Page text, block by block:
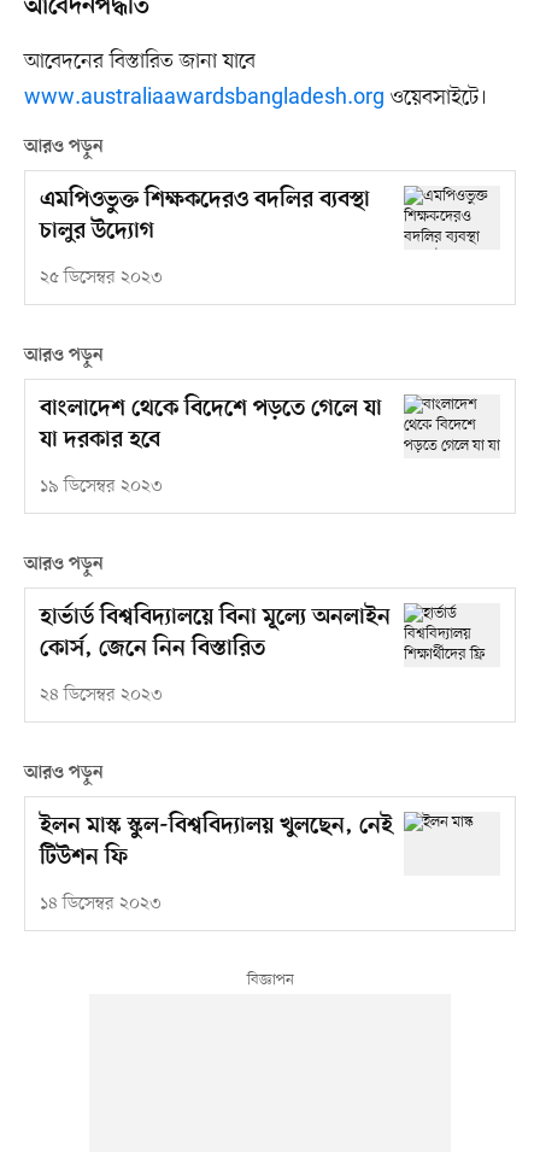
আবেদনপদ্ধতি
আবেদনের বিস্তারিত জানা যাবে
www.australiaawardsbangladesh.org ওয়েবসাইটে।
আরও পড়ুন
এমপিওভুক্ত শিক্ষকদেরও বদলির ব্যবস্থা
চালুর উদ্যোগ
২৫ ডিসেম্বর ২০২৩
আরও পড়ুন
বাংলাদেশ থেকে বিদেশে পড়তে গেলে যা
যা দরকার হবে
১৯ ডিসেম্বর ২০২৩
আরও পড়ুন
হার্ভার্ড বিশ্ববিদ্যালয়ে বিনা মূল্যে অনলাইন
কোর্স, জেনে নিন বিস্তারিত
২৪ ডিসেম্বর ২০২৩
আরও পড়ুন
ইলন মাস্ক স্কুল-বিশ্ববিদ্যালয় খুলছেন, নেই
টিউশন ফি
১৪ ডিসেম্বর ২০২৩